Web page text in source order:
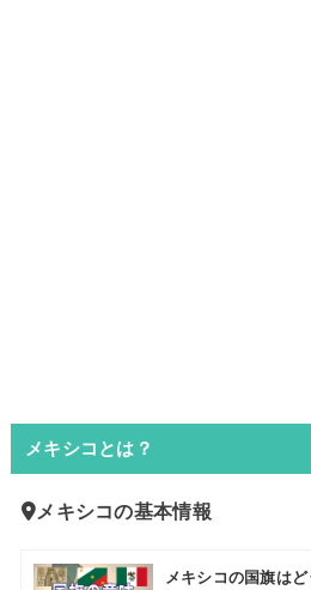
メキシコとは？
メキシコの基本情報
メキシコの国旗は